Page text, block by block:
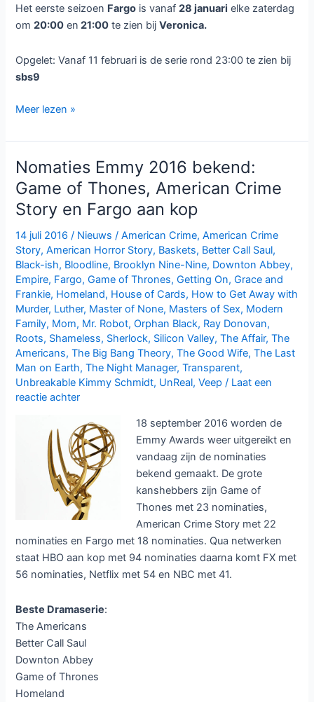
Het eerste seizoen Fargo is vanaf28 januari elke zaterdag
om20:00 en 21:00 te zien bijVeronica.
Opgelet: Vanaf 11 februari is de serie rond 23:00 te zien bij
sbs9
Misdaadserie
bij
Veronica
Meer lezen »
Nomaties Emmy 2016 bekend:
Game of Thones, American Crime
Story en Fargo aan kop
14 juli 2016/ Nieuws /American Crime,American Crime
Story,American Horror Story, Baskets, Better Call Saul,
Black-ish, Bloodline, Brooklyn Nine-Nine, Downton Abbey,
Empire, Fargo,Game of Thrones,Getting On,Grace and
Frankie, Homeland, House of Cards, How to Get Away with
Murder, Luther, Master of None, Masters of Sex, Modern
Family, Mom, Mr. Robot,Orphan Black, Ray Donovan,
Roots, Shameless, Sherlock, Silicon Valley,The Affair,The
Americans,The Big Bang Theory,The Good Wife,The Last
Man on Earth,The Night Manager,Transparent,
Unbreakable Kimmy Schmidt, UnReal,Veep / Laat een
reactie achter
18 september 2016 worden de
Emmy Awards weer uitgereikt en
vandaag zijn de nominaties
bekend gemaakt. De grote
kanshebbers zijn Game of
Thones met 23 nominaties,
American Crime Story met 22
nominaties en Fargo met 18 nominaties. Qua netwerken
staat HBO aan kop met 94 nominaties daarna komt FX met
56 nominaties, Netflix met 54 en NBC met 41.
Beste Dramaserie:
The Americans
Better Call Saul
Downton Abbey
Game of Thrones
Homeland